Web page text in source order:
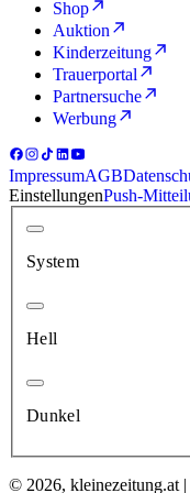
Shop
Auktion
Kinderzeitung
Trauerportal
Partnersuche
Werbung
ImpressumAGB
EinstellungenPush-
System
Hell
Dunkel
© 2026, kleinezeitung.at